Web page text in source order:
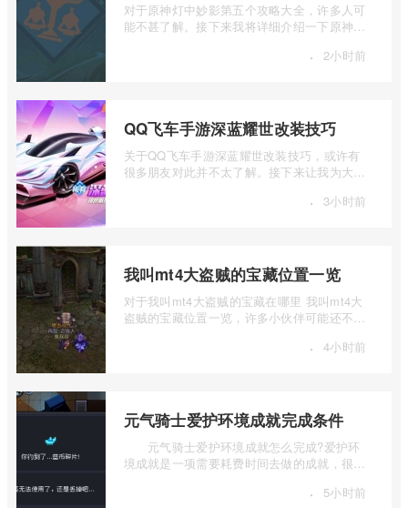
对于原神灯中妙影第五个攻略大全，许多人可
能不甚了解。接下来我将详细介绍一下原神灯
· 2小时前
QQ飞车手游深蓝耀世改装技巧
关于QQ飞车手游深蓝耀世改装技巧，或许有
很多朋友对此并不太了解。接下来让我为大家
· 3小时前
我叫mt4大盗贼的宝藏位置一览
对于我叫mt4大盗贼的宝藏在哪里 我叫mt4大
盗贼的宝藏位置一览，许多小伙伴可能还不太
· 4小时前
元气骑士爱护环境成就完成条件
元气骑士爱护环境成就怎么完成?爱护环
境成就是一项需要耗费时间去做的成就，很多
· 5小时前